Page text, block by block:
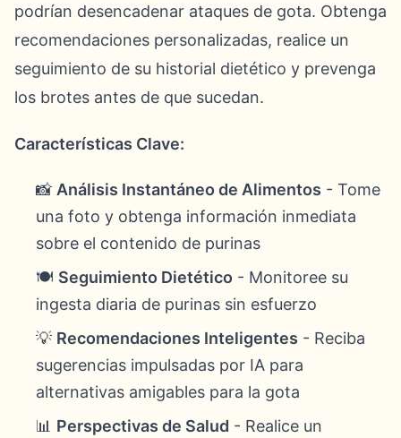
podrían desencadenar ataques de gota. Obtenga
recomendaciones personalizadas, realice un
seguimiento de su historial dietético y prevenga
los brotes antes de que sucedan.
Características Clave:
📸 Análisis Instantáneo de Alimentos - Tome
una foto y obtenga información inmediata
sobre el contenido de purinas
🍽️ Seguimiento Dietético - Monitoree su
ingesta diaria de purinas sin esfuerzo
💡 Recomendaciones Inteligentes - Reciba
sugerencias impulsadas por IA para
alternativas amigables para la gota
📊 Perspectivas de Salud - Realice un